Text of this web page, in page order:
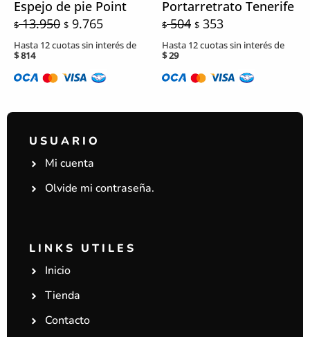
Espejo de pie Point
$13.950 original
era:
$ 13.950.
$ 9.765actual
$ 9.765.
Hasta 12 cuotas sin interés de
$814
Portarretrato Tenerife
$504 original
era:
$ 504.
$ 353actual
$ 353.
Hasta 12 cuotas sin interés de
$29
USUARIO
Mi cuenta
Olvide mi contraseña.
LINKS UTILES
Inicio
Tienda
Contacto